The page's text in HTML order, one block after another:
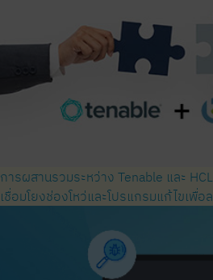
การผสานรวมระหว่าง Tenable และ
เชื่อมโยงช่องโหว่และโปรแกรมแก้ไขเพื่